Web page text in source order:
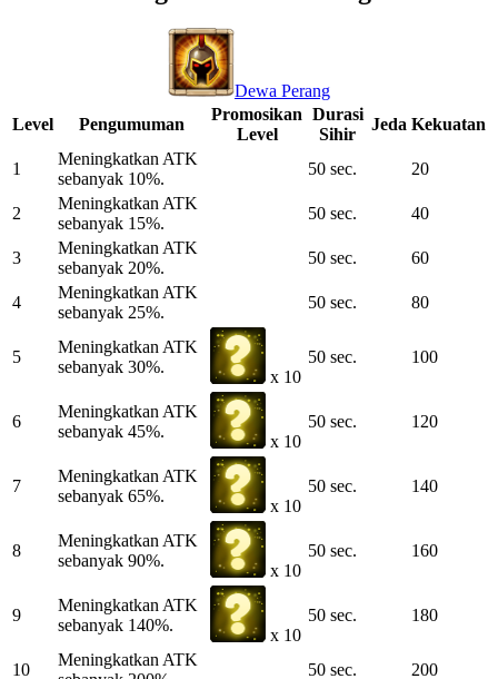
Dewa Perang
Level
Pengumuman
Promosikan
Level
Durasi
Sihir
Jeda Kekuatan
1
Meningkatkan ATK
sebanyak 10%.
50 sec. 20
2
Meningkatkan ATK
sebanyak 15%.
50 sec. 40
3
Meningkatkan ATK
sebanyak 20%.
50 sec. 60
4
Meningkatkan ATK
sebanyak 25%.
50 sec. 80
5
Meningkatkan ATK
sebanyak 30%.
x 10
50 sec. 100
6
Meningkatkan ATK
sebanyak 45%.
x 10
50 sec. 120
7
Meningkatkan ATK
sebanyak 65%.
x 10
50 sec. 140
8
Meningkatkan ATK
sebanyak 90%.
x 10
50 sec. 160
9
Meningkatkan ATK
sebanyak 140%.
x 10
50 sec. 180
10
Meningkatkan ATK
50 sec. 200